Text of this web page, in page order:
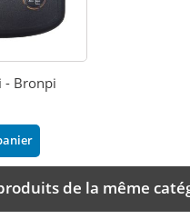
- Bronpi
de la même